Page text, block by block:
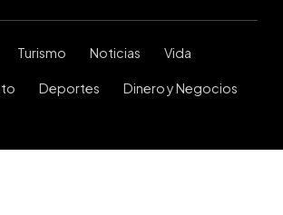
Turismo Noticias Vida
Deportes Dinero y Negocios